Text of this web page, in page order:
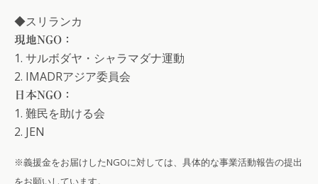
◆スリランカ
現地NGO：
1. サルボダヤ・シャラマダナ運動
2. IMADRアジア委員会
日本NGO：
1. 難民を助ける会
2. JEN
※義援金をお届けしたNGOに対しては、具体的な事業活動報告の提出
をお願いしています。